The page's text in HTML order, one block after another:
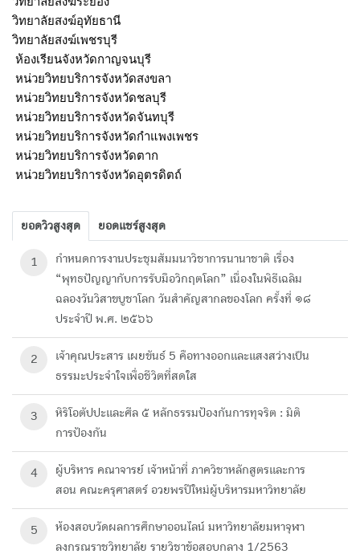
วิทยาลัยสงฆ์อุทัยธานี
วิทยาลัยสงฆ์เพชรบุรี
ห้องเรียนจังหวัดกาญจนบุรี
หน่วยวิทยบริการจังหวัดสงขลา
หน่วยวิทยบริการจังหวัดชลบุรี
หน่วยวิทยบริการจังหวัดจันทบุรี
หน่วยวิทยบริการจังหวัดกำแพงเพชร
หน่วยวิทยบริการจังหวัดตาก
หน่วยวิทยบริการจังหวัดอุตรดิตถ์
ยอดวิวสูงสุด ยอดแชร์สูงสุด
1
กำหนดการงานประชุมสัมมนาวิชาการนานาชาติ เรื่อง
“พุทธปัญญากับการรับมือวิกฤตโลก” เนื่องในพิธีเฉลิม
ฉลองวันวิสาขบูชาโลก วันสำคัญสากลของโลก ครั้งที่ ๑๘
ประจำปี พ.ศ. ๒๕๖๖
2
เจ้าคุณประสาร เผยขันธ์ 5 คือทางออกและแสงสว่างเป็น
ธรรมะประจำใจเพื่อชีวิตที่สดใส
3
หิริโอตัปปะและศีล ๕ หลักธรรมป้องกันการทุจริต : มิติ
การป้องกัน
4
ผู้บริหาร คณาจารย์ เจ้าหน้าที่ ภาควิชาหลักสูตรและการ
สอน คณะครุศาสตร์ อวยพรปีใหม่ผู้บริหารมหาวิทยาลัย
5
ห้องสอบวัดผลการศึกษา​ออนไลน์ มหาวิทยาลัย​มหา​จุฬา
ลงกรณ​ราช​วิทยาลัย​ รายวิชาข้อสอบกลาง 1/2563